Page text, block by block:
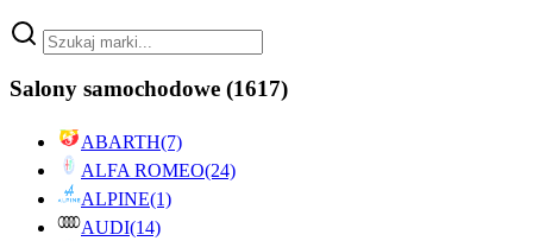
Salony samochodowe (1617)
ABARTH(7)
ALFA ROMEO(24)
ALPINE(1)
AUDI(14)